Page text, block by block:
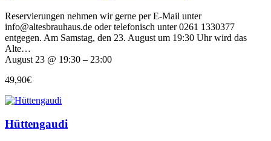
Reservierungen nehmen wir gerne per E-Mail unter
info@altesbrauhaus.de oder telefonisch unter 0261 1330377
entgegen. Am Samstag, den 23. August um 19:30 Uhr wird das
Alte…
August 23 @ 19:30 – 23:00
49,90€
Hüttengaudi